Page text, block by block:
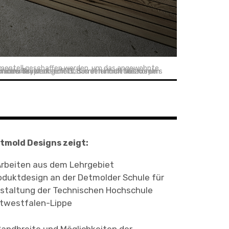
geschaffen werden, um das angewohnte
an und erspart gleichzeitig das permanente Nachfüllen von Warmwasser.
Designs zeigt:
aus dem Lehrgebiet
an der Detmolder Schule für
der Technischen Hochschule
Lippe